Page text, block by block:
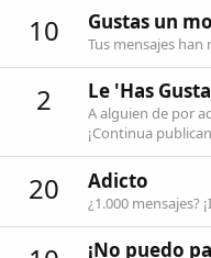
10 Gustas un
Tus mensajes han
2 Le 'Has
A alguien de por
¡Continua
20 Adicto
¿1.000 mensajes?
¡No puedo